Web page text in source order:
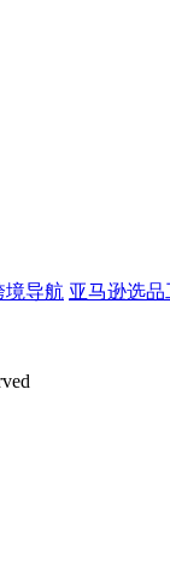
境导航 亚马逊选品